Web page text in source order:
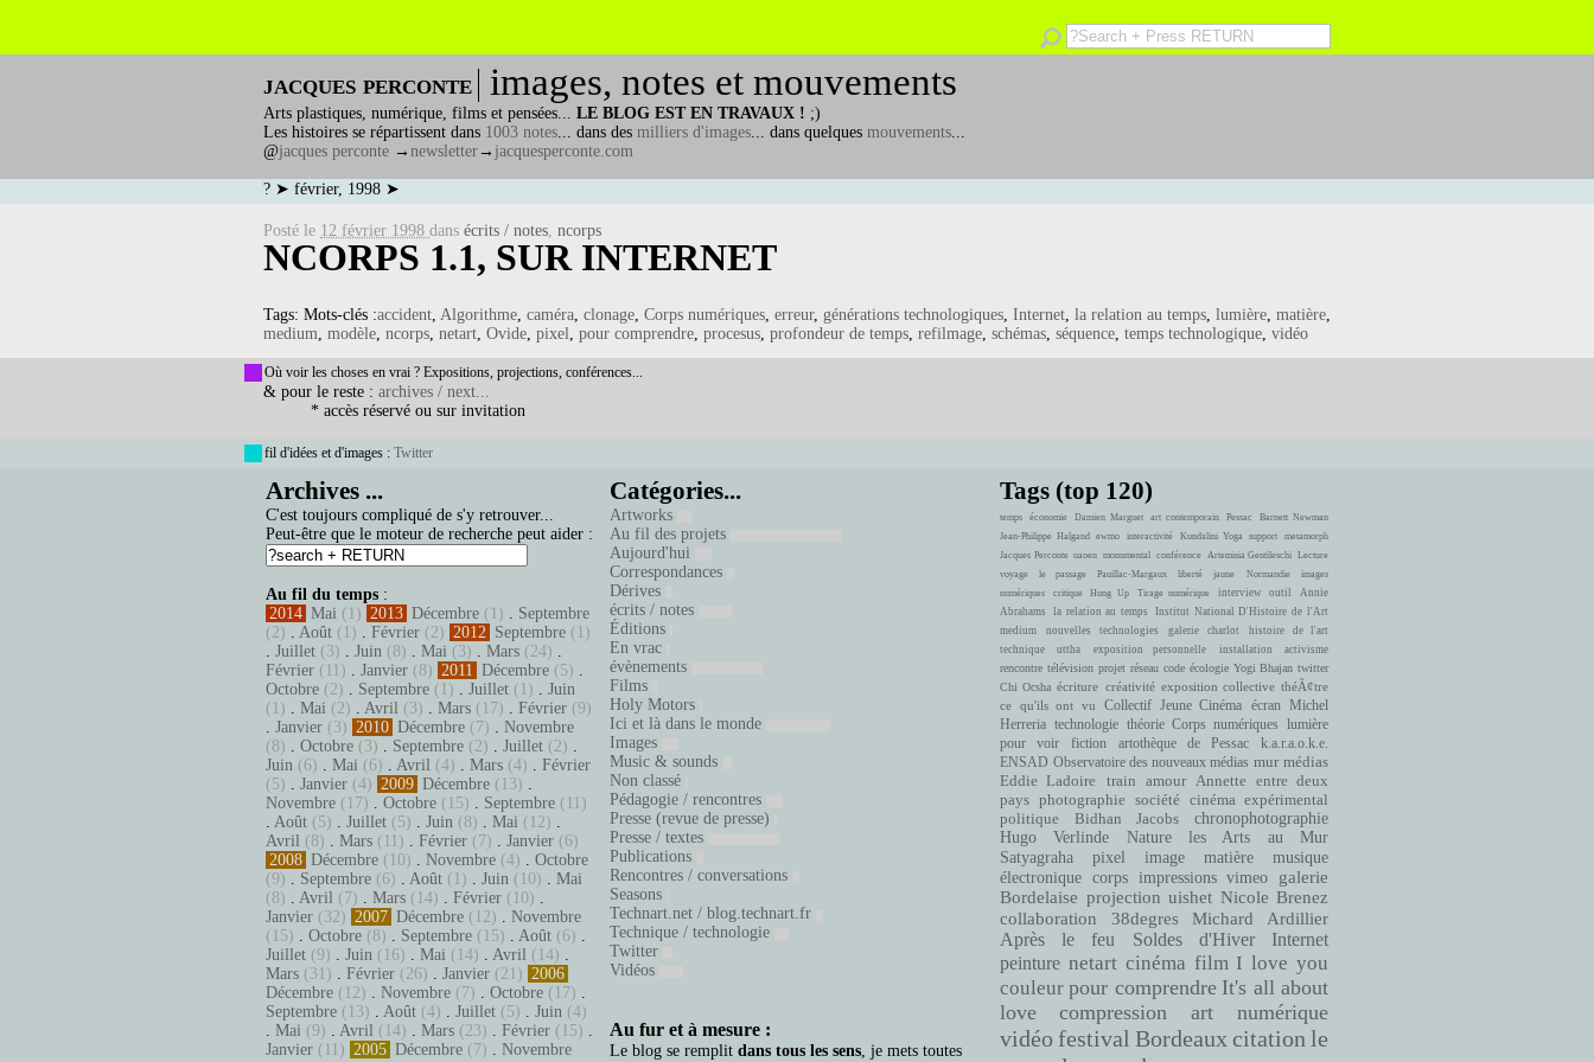
jacques perconte images, notes et mouvements
Arts plastiques, numérique, films et pensées... LE BLOG EST EN TRAVAUX ! ;)
Les histoires se répartissent dans 1003 notes... dans des milliers d'images... dans quelques mouvements...
@jacques perconte → newsletter→ jacquesperconte.com
? ➤ février, 1998 ➤
Posté le 12 février 1998 dans écrits / notes, ncorps
NCORPS 1.1, SUR INTERNET
Tags: Mots-clés :accident, Algorithme, caméra, clonage, Corps numériques, erreur, générations technologiques, Internet, la relation au temps, lumière, matière,
medium, modèle, ncorps, netart, Ovide, pixel, pour comprendre, procesus, profondeur de temps, refilmage, schémas, séquence, temps technologique, vidéo
Où voir les choses en vrai ? Expositions, projections, conférences...
& pour le reste : archives / next...
* accès réservé ou sur invitation
fil d'idées et d'images : Twitter
Archives ...
C'est toujours compliqué de s'y retrouver...
Peut-être que le moteur de recherche peut aider :
Au fil du temps :
2014 Mai (1) 2013 Décembre (1) . Septembre
(2) . Août (1) . Février (2) 2012 Septembre (1)
. Juillet (3) . Juin (8) . Mai (3) . Mars (24) .
Février (11) . Janvier (8) 2011 Décembre (5) .
Octobre (2) . Septembre (1) . Juillet (1) . Juin
(1) . Mai (2) . Avril (3) . Mars (17) . Février (9)
. Janvier (3) 2010 Décembre (7) . Novembre
(8) . Octobre (3) . Septembre (2) . Juillet (2) .
Juin (6) . Mai (6) . Avril (4) . Mars (4) . Février
(5) . Janvier (4) 2009 Décembre (13) .
Novembre (17) . Octobre (15) . Septembre (11)
. Août (5) . Juillet (5) . Juin (8) . Mai (12) .
Avril (8) . Mars (11) . Février (7) . Janvier (6)
2008 Décembre (10) . Novembre (4) . Octobre
(9) . Septembre (6) . Août (1) . Juin (10) . Mai
(8) . Avril (7) . Mars (14) . Février (10) .
Janvier (32) 2007 Décembre (12) . Novembre
(15) . Octobre (8) . Septembre (15) . Août (6) .
Juillet (9) . Juin (16) . Mai (14) . Avril (14) .
Mars (31) . Février (26) . Janvier (21) 2006
Décembre (12) . Novembre (7) . Octobre (17) .
Septembre (13) . Août (4) . Juillet (5) . Juin (4)
. Mai (9) . Avril (14) . Mars (23) . Février (15) .
Janvier (11) 2005 Décembre (7) . Novembre
Catégories...
Artworks
Au fil des projets
Aujourd'hui
Correspondances
Dérives
écrits / notes
Éditions
En vrac
évènements
Films
Holy Motors
Ici et là dans le monde
Images
Music & sounds
Non classé
Pédagogie / rencontres
Presse (revue de presse)
Presse / textes
Publications
Rencontres / conversations
Seasons
Technart.net / blog.technart.fr
Technique / technologie
Twitter
Vidéos
Au fur et à mesure :
Le blog se remplit dans tous les sens, je mets toutes
Tags (top 120)
temps économie Damien Marguet art contemporain Pessac
Barnett Newman
Jean-Philippe Halgand
ewmo interactivité Kundalini Yoga support
metamorph
Jacques Perconte uaoen monumental conférence Artemisia Gentileschi Lecture
voyage
le passage Pauillac-Margaux liberté jaune Normandie
images
numériques
critique Hung Up Tirage numérique interview outil
Annie
Abrahams
la relation au temps
Institut National D'Histoire de l'Art
medium
nouvelles technologies galerie charlot
histoire de l'art
technique
uttha exposition personnelle installation activisme
rencontre télévision projet réseau code écologie Yogi Bhajan twitter
Chi Ocsha écriture créativité exposition collective théÃ¢tre
ce qu'ils ont vu
Collectif Jeune Cinéma écran
Michel
Herreria technologie théorie Corps numériques lumière
pour voir fiction artothèque de Pessac
k.a.r.a.o.k.e.
ENSAD Observatoire des nouveaux médias mur médias
Eddie Ladoire
train amour Annette entre deux
pays photographie société cinéma expérimental
politique
Bidhan Jacobs
chronophotographie
Hugo Verlinde
Nature
les Arts au Mur
Satyagraha
pixel image matière
musique
électronique corps impressions vimeo
galerie
Bordelaise projection uishet Nicole Brenez
collaboration
38degres
Michard Ardillier
Après le feu
Soldes d'Hiver
Internet
peinture netart cinéma film I love you
couleur pour comprendre It's all about
love
compression art numérique
vidéo festival Bordeaux citation le